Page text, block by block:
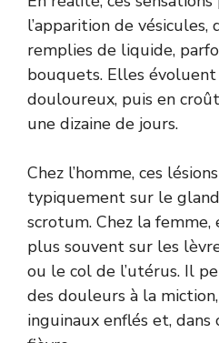
l’apparition de
remplies de liquide,
bouquets. Elles
douloureux, puis en
une dizaine de jours.
Chez l’homme, ces
typiquement sur le
scrotum. Chez la
plus souvent sur les
ou le col de l’utérus. Il
des douleurs à la
inguinaux enflés et, dans